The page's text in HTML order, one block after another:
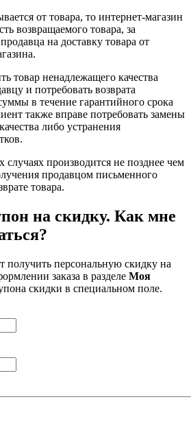
от товара, то интернет-магазин
возвращаемого товара, за
на доставку товара от
товар ненадлежащего качества
и потребовать возврата
в течение гарантийного срока
также вправе потребовать замены
либо устранения
случаях производится не позднее чем
продавцом письменного
товара.
на скидку. Как мне
получить персональную скидку на
заказа в разделе Моя
скидки в специальном поле.